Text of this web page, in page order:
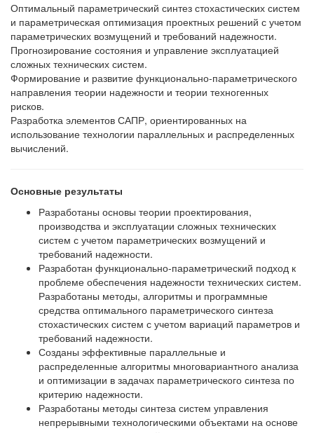
Оптимальный параметрический синтез стохастических систем
и параметрическая оптимизация проектных решений с учетом
параметрических возмущений и требований надежности.
Прогнозирование состояния и управление эксплуатацией
сложных технических систем.
Формирование и развитие функционально-параметрического
направления теории надежности и теории техногенных
рисков.
Разработка элементов САПР, ориентированных на
использование технологии параллельных и распределенных
вычислений.
Основные результаты
Разработаны основы теории проектирования,
производства и эксплуатации сложных технических
систем с учетом параметрических возмущений и
требований надежности.
Разработан функционально-параметрический подход к
проблеме обеспечения надежности технических систем.
Разработаны методы, алгоритмы и программные
средства оптимального параметрического синтеза
стохастических систем с учетом вариаций параметров и
требований надежности.
Созданы эффективные параллельные и
распределенные алгоритмы многовариантного анализа
и оптимизации в задачах параметрического синтеза по
критерию надежности.
Разработаны методы синтеза систем управления
непрерывными технологическими объектами на основе